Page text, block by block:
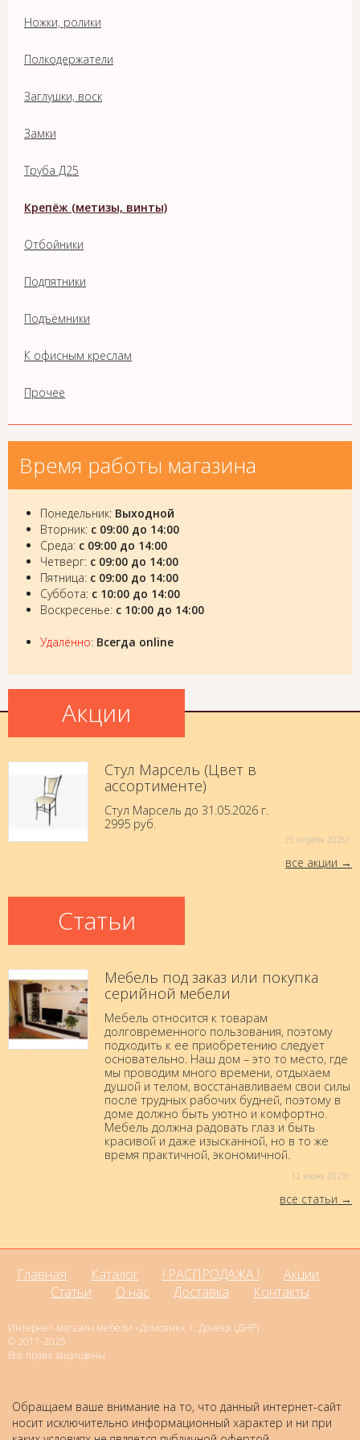
Ножки, ролики
Полкодержатели
Заглушки, воск
Замки
Труба Д25
Крепёж (метизы, винты)
Отбойники
Подпятники
Подъёмники
К офисным креслам
Прочее
Время работы магазина
Понедельник: Выходной
Вторник: с 09:00 до 14:00
Среда: с 09:00 до 14:00
Четверг: с 09:00 до 14:00
Пятница: с 09:00 до 14:00
Суббота: с 10:00 до 14:00
Воскресенье: с 10:00 до 14:00
Удалённо: Всегда online
Акции
Стул Марсель (Цвет в
ассортименте)
Стул Марсель до 31.05.2026 г.
2995 руб.
25 aпреля 2026г.
все акции
Статьи
Мебель под заказ или покупка
серийной мебели
Мебель относится к товарам
долговременного пользования, поэтому
подходить к ее приобретению следует
основательно. Наш дом – это то место, где
мы проводим много времени, отдыхаем
душой и телом, восстанавливаем свои силы
после трудных рабочих будней, поэтому в
доме должно быть уютно и комфортно.
Мебель должна радовать глаз и быть
красивой и даже изысканной, но в то же
время практичной, экономичной.
12 июня 2023г.
все статьи
Главная Каталог ! РАСПРОДАЖА !
Акции
Статьи
О нас Доставка Контакты
Интернет-магазин мебели «Домовик», г. Донецк (ДНР)
© 2011-2025
Все права защищены
Обращаем ваше внимание на то, что данный интернет-сайт
носит исключительно информационный характер и ни при